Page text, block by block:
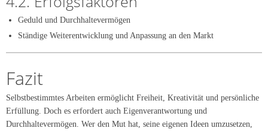
Geduld und Durchhaltevermögen
Ständige Weiterentwicklung und Anpassung an den Markt
Fazit
Selbstbestimmtes Arbeiten ermöglicht Freiheit, Kreativität und persönliche
Erfüllung. Doch es erfordert auch Eigenverantwortung und
Durchhaltevermögen. Wer den Mut hat, seine eigenen Ideen umzusetzen,